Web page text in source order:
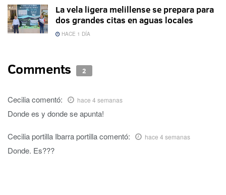
La vela ligera melillense se prepara para
dos grandes citas en aguas locales
HACE 1 DÍA
Comments 2
Ceciliacomentó: hace 4 semanas
Donde es y donde se apunta!
Cecilia portilla Ibarra portillacomentó: hace 4 semanas
Donde. Es???